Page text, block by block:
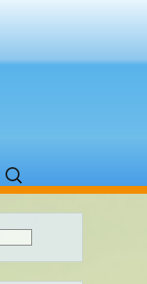
Suchen
nach: